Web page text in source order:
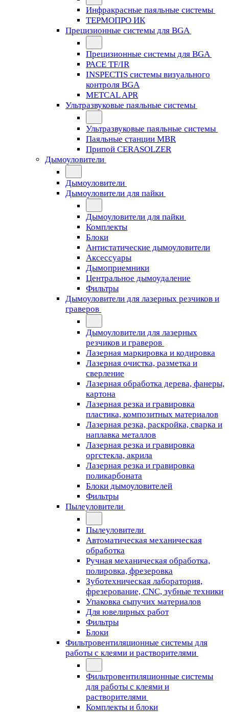
Инфракрасные паяльные системы
ТЕРМОПРО ИК
Прецизионные системы для BGA
Прецизионные системы для BGA
PACE TF/IR
INSPECTIS системы визуального
контроля BGA
METCAL APR
Ультразвуковые паяльные системы
Ультразвуковые паяльные системы
Паяльные станции MBR
Припой CERASOLZER
Дымоуловители
Дымоуловители
Дымоуловители для пайки
Дымоуловители для пайки
Комплекты
Блоки
Антистатические дымоуловители
Аксессуары
Дымоприемники
Центральное дымоудаление
Фильтры
Дымоуловители для лазерных резчиков и
граверов
Дымоуловители для лазерных
резчиков и граверов
Лазерная маркировка и кодировка
Лазерная очистка, разметка и
сверление
Лазерная обработка дерева, фанеры,
картона
Лазерная резка и гравировка
пластика, композитных материалов
Лазерная резка, раскройка, сварка и
наплавка металлов
Лазерная резка и гравировка
оргстекла, акрила
Лазерная резка и гравировка
поликарбоната
Блоки дымоуловителей
Фильтры
Пылеуловители
Пылеуловители
Автоматическая механическая
обработка
Ручная механическая обработка,
полировка, фрезеровка
Зуботехническая лаборатория,
фрезерование, CNC, зубные техники
Упаковка сыпучих материалов
Для ювелирных работ
Фильтры
Блоки
Фильтровентиляционные системы для
работы с клеями и растворителями
Фильтровентиляционные системы
для работы с клеями и
растворителями
Комплекты и блоки